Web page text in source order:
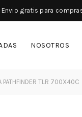
Envio gratis para
NOSOTROS
PATHFINDER TLR 700X40C